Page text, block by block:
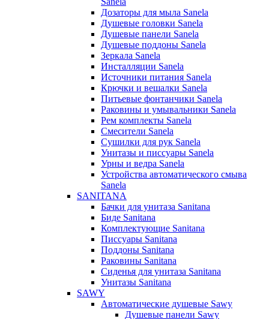
Дозаторы для мыла Sanela
Душевые головки Sanela
Душевые панели Sanela
Душевые поддоны Sanela
Зеркала Sanela
Инсталляции Sanela
Источники питания Sanela
Крючки и вешалки Sanela
Питьевые фонтанчики Sanela
Раковины и умывальники Sanela
Рем комплекты Sanela
Смесители Sanela
Сушилки для рук Sanela
Унитазы и писсуары Sanela
Урны и ведра Sanela
Устройства автоматического смыва
Sanela
SANITANA
Бачки для унитаза Sanitana
Биде Sanitana
Комплектующие Sanitana
Писсуары Sanitana
Поддоны Sanitana
Раковины Sanitana
Сиденья для унитаза Sanitana
Унитазы Sanitana
SAWY
Автоматические душевые Sawy
Душевые панели Sawy